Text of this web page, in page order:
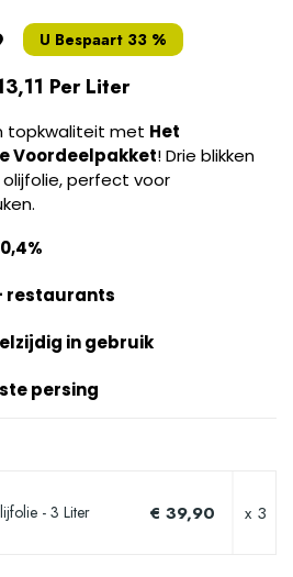
U Bespaart 33 %
Per Liter
topkwaliteit met Het
Voordeelpakket! Drie blikken
perfect voor
restaurants
in gebruik
persing
- 3 Liter € 39,90 x 3